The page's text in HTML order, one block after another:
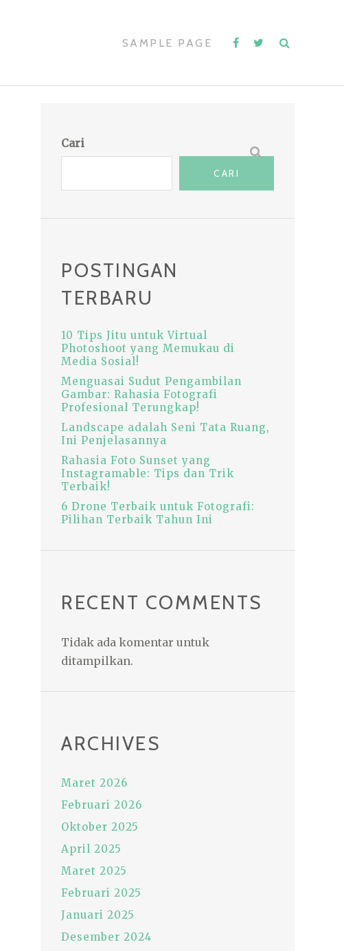
SAMPLE PAGE
Cari
CARI
POSTINGAN
TERBARU
10 Tips Jitu untuk V‏irtual
Photoshoot yang Memukau di
Media Sosial!
Menguasai Sudut Pengambilan
Gambar: Rahasia Fotografi
Profesional Terungkap!
Landscape adalah Seni Tata Ruang,
Ini Penjelasannya
Rahasia Foto Sunset yang
Instagramable: Tips dan Trik
Terbaik!
6 Drone Terbaik untuk Fotografi:
Pilihan Terbaik Tahun Ini
RECENT COMMENTS
Tidak ada komentar untuk
ditampilkan.
ARCHIVES
Maret 2026
Februari 2026
Oktober 2025
April 2025
Maret 2025
Februari 2025
Januari 2025
Desember 2024